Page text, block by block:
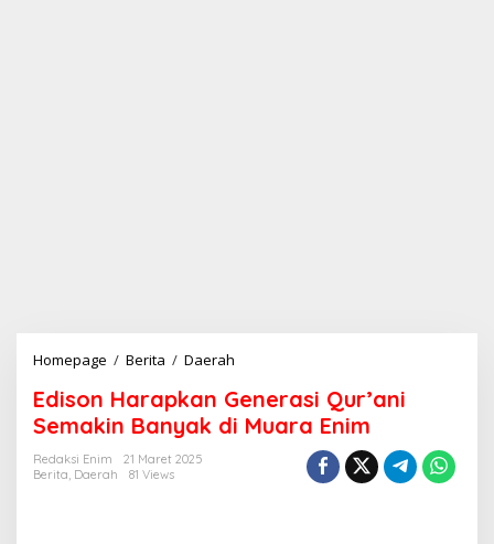
Homepage / Berita / Daerah
i
s
o
Edison Harapkan Generasi Qur’ani
Semakin Banyak di Muara Enim
Redaksi Enim
21 Maret 2025
Berita, Daerah 81 Views